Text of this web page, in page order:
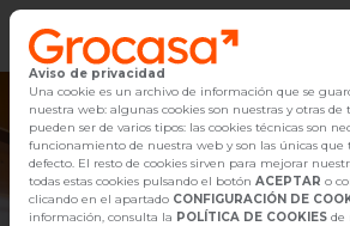
Vender
Buscar Inmuebles
Alquiler
Aviso de privacidad
Una cookie es un archivo de información que se
nuestra web: algunas cookies son nuestras y otras de
pueden ser de varios tipos: las cookies técnicas son
funcionamiento de nuestra web y son las únicas que
defecto. El resto de cookies sirven para mejorar
todas estas cookies pulsando el botón ACEPTAR o
clicando en el apartado CONFIGURACIÓN DE
información, consulta la POLÍTICA DE COOKIES de